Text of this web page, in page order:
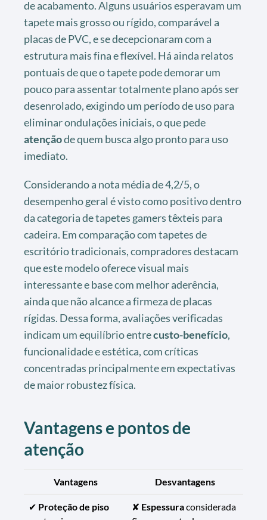
de acabamento. Alguns usuários esperavam um
tapete mais grosso ou rígido, comparável a
placas de PVC, e se decepcionaram com a
estrutura mais fina e flexível. Há ainda relatos
pontuais de que o tapete pode demorar um
pouco para assentar totalmente plano após ser
desenrolado, exigindo um período de uso para
eliminar ondulações iniciais, o que pede
atençãode quem busca algo pronto para uso
imediato.
Considerando a nota média de 4,2/5, o
desempenho geral é visto como positivo dentro
da categoria de tapetes gamers têxteis para
cadeira. Em comparação com tapetes de
escritório tradicionais, compradores destacam
que este modelo oferece visual mais
interessante e base com melhor aderência,
ainda que não alcance a firmeza de placas
rígidas. Dessa forma, avaliações verificadas
indicam um equilíbrio entrecusto-benefício,
funcionalidade e estética, com críticas
concentradas principalmente em expectativas
de maior robustez física.
Vantagens e pontos de
atenção
Vantagens Desvantagens
✔ Proteção de piso
✘ Espessuraconsiderada